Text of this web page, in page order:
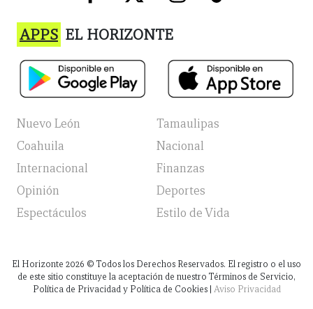
APPS EL HORIZONTE
Nuevo León
Tamaulipas
Coahuila
Nacional
Internacional
Finanzas
Opinión
Deportes
Espectáculos
Estilo de Vida
El Horizonte 2026 © Todos los Derechos Reservados. El registro o el uso
de este sitio constituye la aceptación de nuestro Términos de Servicio,
Política de Privacidad y Política de Cookies | Aviso Privacidad